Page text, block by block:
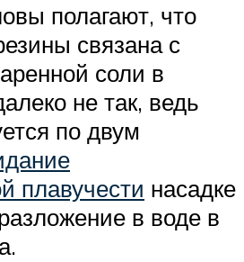
полагают, что
связана с
соли в
не так, ведь
по двум
плавучести насадке
в воде в